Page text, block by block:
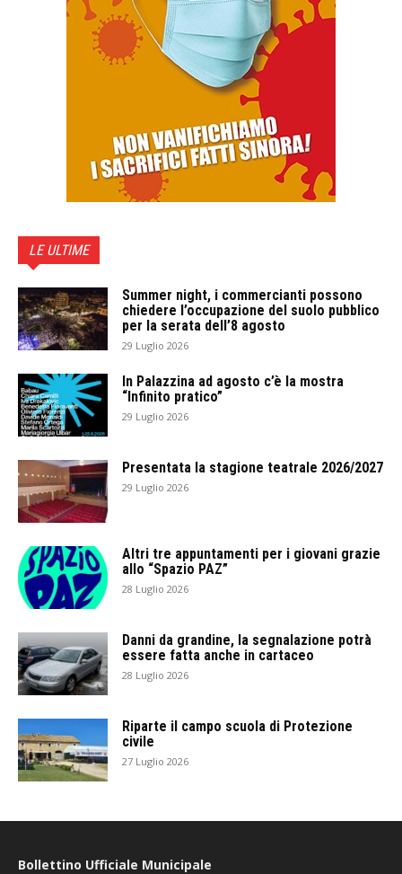
LE ULTIME
Summer night, i commercianti possono
chiedere l’occupazione del suolo pubblico
per la serata dell’8 agosto
29 Luglio 2026
In Palazzina ad agosto c’è la mostra
“Infinito pratico”
29 Luglio 2026
Presentata la stagione teatrale 2026/2027
29 Luglio 2026
Altri tre appuntamenti per i giovani grazie
allo “Spazio PAZ”
28 Luglio 2026
Danni da grandine, la segnalazione potrà
essere fatta anche in cartaceo
28 Luglio 2026
Riparte il campo scuola di Protezione
civile
27 Luglio 2026
Bollettino Ufficiale Municipale